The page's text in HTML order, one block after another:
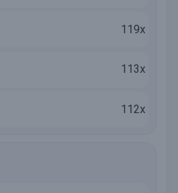
119x
113x
112x